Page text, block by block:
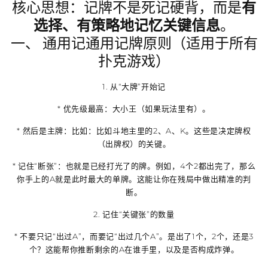
核心思想：记牌不是死记硬背，而是有
选择、有策略地记忆关键信息。
一、 通用记通用记牌原则（适用于所有
扑克游戏）
1. 从“大牌”开始记
* 优先级最高：大小王（如果玩法里有）。
* 然后是主牌：比如：比如斗地主里的2、A、K。这些是决定牌权
（出牌权）的关键。
*记住“断张” ：也就是已经打光了的牌。例如，4个2都出完了，那么
你手上的A就是此时最大的单牌。这能让你在残局中做出精准的判
断。
2.记住“关键张”的数量
* 不要只记“出过A”，而要记“出过几个A”。是出了1个，2个，还是3
个？这能帮你推断剩余的A在谁手里，以及是否构成炸弹。